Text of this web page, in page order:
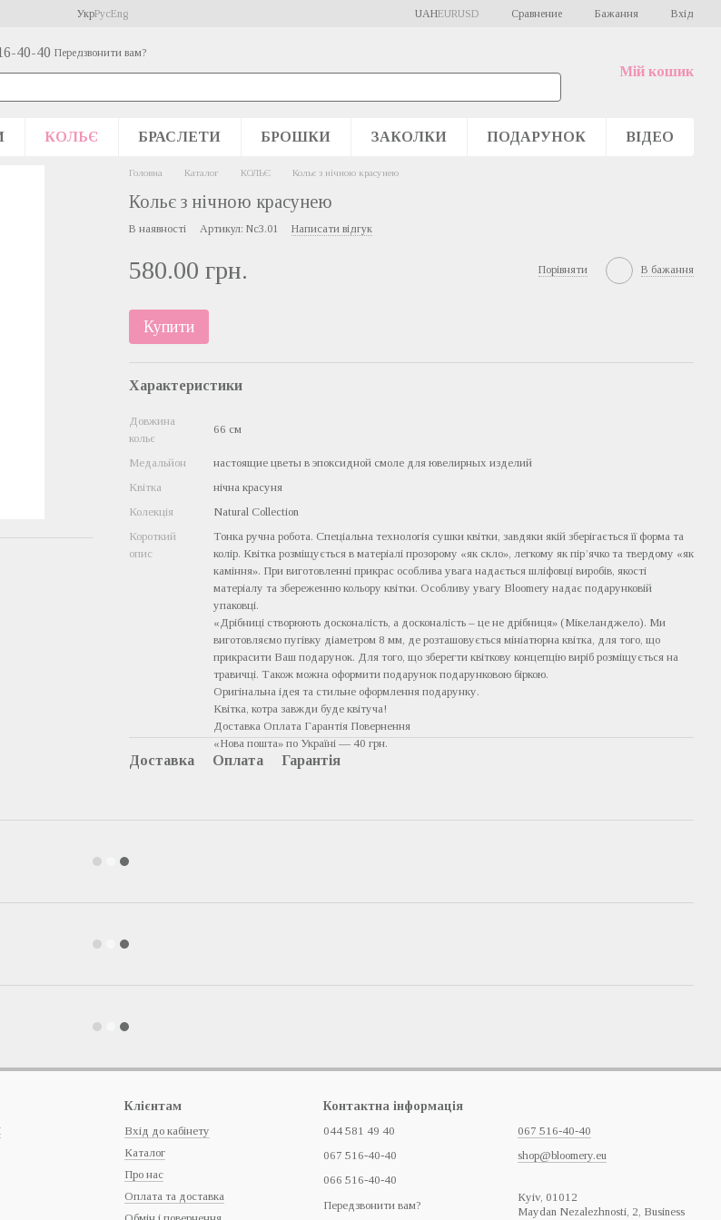
УкрРусEng UAHEURUSD Сравнение Бажання Вхід
40-40 Передзвонити вам?
Мій кошик
КОЛЬЄ БРАСЛЕТИ БРОШКИ ЗАКОЛКИ ПОДАРУНОК ВІДЕО
Головна Каталог КОЛЬЄ Кольє з нічною красунею
Кольє з нічною красунею
В наявності Артикул: Nc3.01 Написати відгук
580.00 грн. Порівняти В бажання
Купити
Характеристики
Довжина
кольє
66 см
Медальйон
настоящие цветы в эпоксидной смоле для ювелирных изделий
Квітка
нічна красуня
Колекція
Natural Collection
Короткий
опис
Тонка ручна робота. Спеціальна технологія сушки квітки, завдяки якій зберігається її форма та
колір. Квітка розміщується в матеріалі прозорому «як скло», легкому як пір’ячко та твердому «як
каміння». При виготовленні прикрас особлива увага надається шліфовці виробів, якості
матеріалу та збереженню кольору квітки. Особливу увагу Bloomery надає подарунковій
упаковці.
«Дрібниці створюють досконалість, а досконалість – це не дрібниця» (Мікеланджело). Ми
виготовляємо пугівку діаметром 8 мм, де розташовується мініатюрна квітка, для того, що
прикрасити Ваш подарунок. Для того, що зберегти квіткову концепцію виріб розміщується на
травичці. Також можна оформити подарунок подарунковою біркою.
Оригінальна ідея та стильне оформлення подарунку.
Квітка, котра завжди буде квітуча!
Доставка Оплата Гарантія Повернення
«Нова пошта» по Україні — 40 грн.
Доставка Оплата Гарантія
Клієнтам
Вхід до кабінету
Каталог
Про нас
Оплата та доставка
Контактна інформація
044 581 49 40
067 516-40-40
066 516-40-40
Передзвонити вам?
067 516-40-40
shop@bloomery.eu
Кyiv, 01012
Maydan Nezalezhnosti, 2, Business